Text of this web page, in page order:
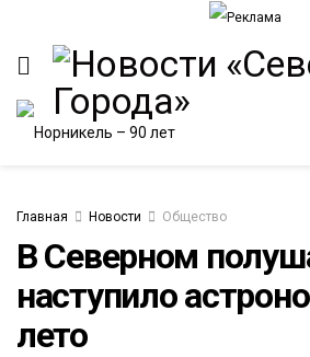
Главная Новости Общество
В Северном
наступило
лето